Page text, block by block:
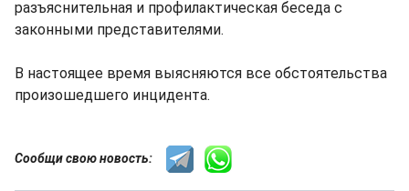
разъяснительная и профилактическая беседа с
законными представителями.
В настоящее время выясняются все обстоятельства
произошедшего инцидента.
Сообщи свою новость: